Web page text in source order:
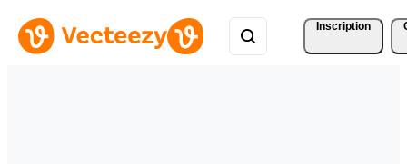
Inscription